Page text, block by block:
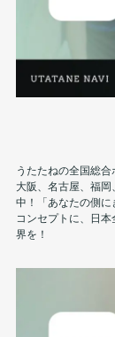
うたたねの全国総
大阪、名古屋、福
中！「あなたの側
コンセプトに、日
界を！